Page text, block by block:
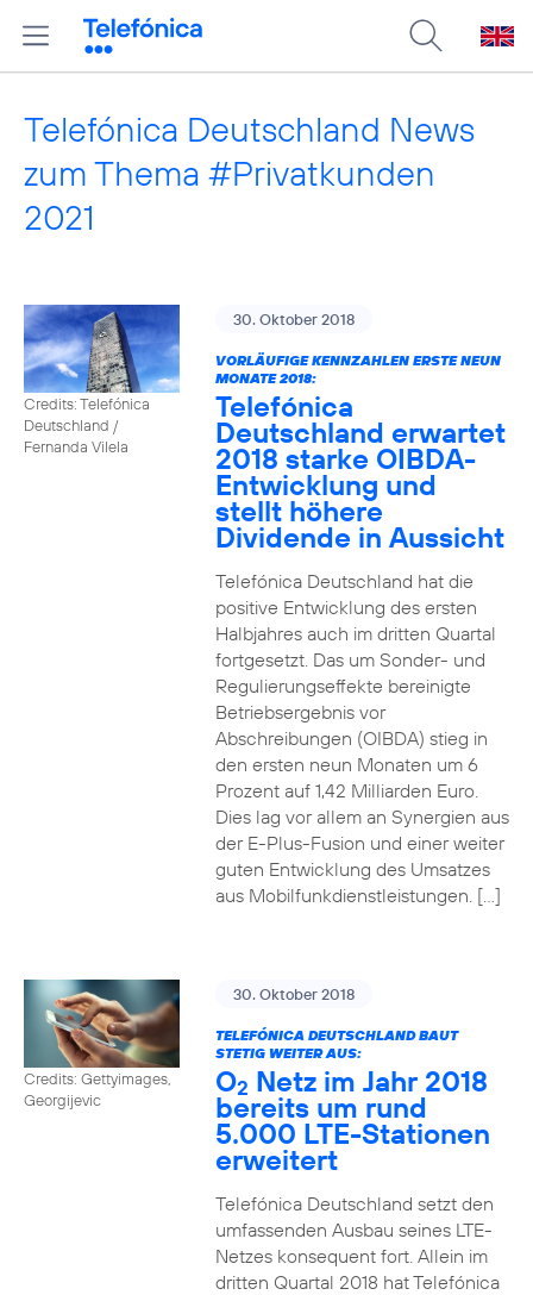
Telefónica Deutschland News
zum Thema #Privatkunden
2021
Credits: Telefónica
Deutschland /
Fernanda Vilela
30. Oktober 2018
VORLÄUFIGE KENNZAHLEN ERSTE NEUN
MONATE 2018:
Telefónica
Deutschland erwartet
2018 starke OIBDA-
Entwicklung und
stellt höhere
Dividende in Aussicht
Telefónica Deutschland hat die
positive Entwicklung des ersten
Halbjahres auch im dritten Quartal
fortgesetzt. Das um Sonder- und
Regulierungseffekte bereinigte
Betriebsergebnis vor
Abschreibungen (OIBDA) stieg in
den ersten neun Monaten um 6
Prozent auf 1,42 Milliarden Euro.
Dies lag vor allem an Synergien aus
der E-Plus-Fusion und einer weiter
guten Entwicklung des Umsatzes
aus Mobilfunkdienstleistungen. […]
Credits: Gettyimages,
Georgijevic
30. Oktober 2018
TELEFÓNICA DEUTSCHLAND BAUT
STETIG WEITER AUS:
O2 Netz im Jahr 2018
bereits um rund
5.000 LTE-Stationen
erweitert
Telefónica Deutschland setzt den
umfassenden Ausbau seines LTE-
Netzes konsequent fort. Allein im
dritten Quartal 2018 hat Telefónica